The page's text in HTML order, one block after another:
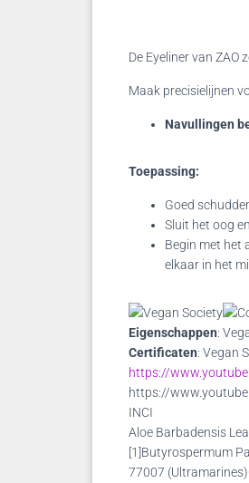
De Eyeliner van
Maak precisielijnen
Navullingen
Toepassing:
Goed
Sluit het oog
Begin met het
elkaar in het
Eigenschappen:
Certificaten: Vegan
https://
https://
INCI
Aloe Barbadensis
[1]Butyrospermum
77007